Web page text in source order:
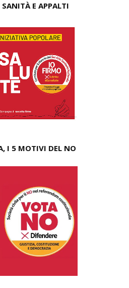
SANITÀ E APPALTI
I 5 MOTIVI DEL NO